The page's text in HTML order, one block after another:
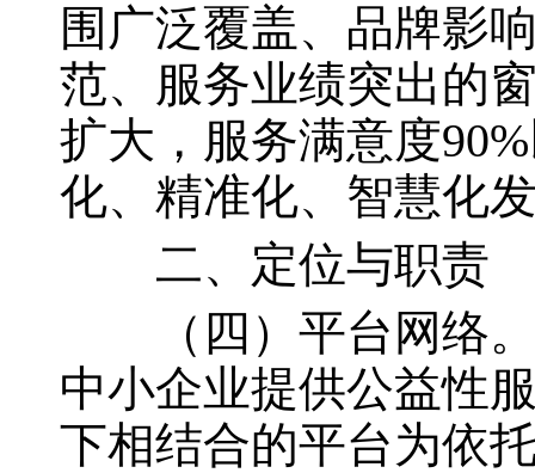
围广泛覆盖、品牌影
范、服务业绩突出的
扩大，服务满意度
化、精准化、智慧化
二、定位与职责
（四）平台网络。
中小企业提供公益性
下相结合的平台为依